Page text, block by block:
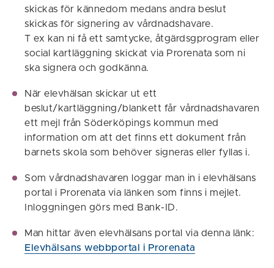
skickas för kännedom medans andra beslut
skickas för signering av vårdnadshavare.
T ex kan ni få ett samtycke, åtgärdsgprogram eller
social kartläggning skickat via Prorenata som ni
ska signera och godkänna.
När elevhälsan skickar ut ett
beslut/kartläggning/blankett får vårdnadshavaren
ett mejl från Söderköpings kommun med
information om att det finns ett dokument från
barnets skola som behöver signeras eller fyllas i.
Som vårdnadshavaren loggar man in i elevhälsans
portal i Prorenata via länken som finns i mejlet.
Inloggningen görs med Bank-ID.
Man hittar även elevhälsans portal via denna länk:
Elevhälsans webbportal i Prorenata